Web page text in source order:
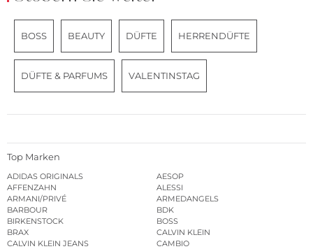
BOSS BEAUTY DÜFTE HERRENDÜFTE
DÜFTE & PARFUMS VALENTINSTAG
Top Marken
ADIDAS ORIGINALS
AESOP
AFFENZAHN
ALESSI
ARMANI/PRIVÉ
ARMEDANGELS
BARBOUR
BDK
BIRKENSTOCK
BOSS
BRAX
CALVIN KLEIN
CALVIN KLEIN JEANS
CAMBIO